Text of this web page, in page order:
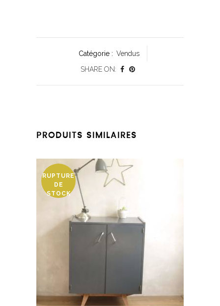
Catégorie : Vendus
SHARE ON:
PRODUITS SIMILAIRES
RUPTURE
DE
STOCK